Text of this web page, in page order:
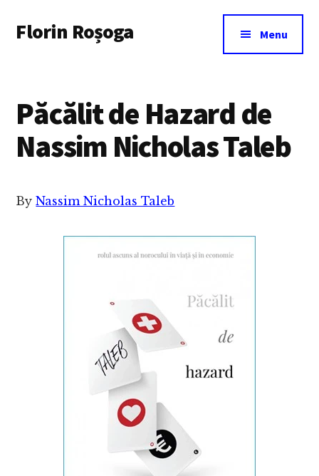
main
menu
Florin Roșoga Menu
Păcălit de Hazard de
Nassim Nicholas Taleb
ByNassim Nicholas Taleb